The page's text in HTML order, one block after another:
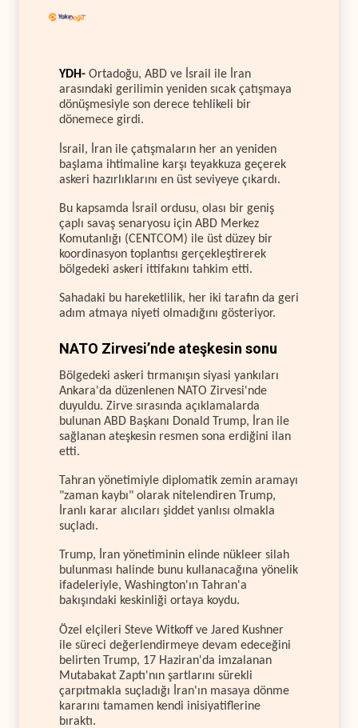
YDH- Ortadoğu, ABD ve İsrail ile İran
arasındaki gerilimin yeniden sıcak çatışmaya
dönüşmesiyle son derece tehlikeli bir
dönemece girdi.
İsrail, İran ile çatışmaların her an yeniden
başlama ihtimaline karşı teyakkuza geçerek
askeri hazırlıklarını en üst seviyeye çıkardı.
Bu kapsamda İsrail ordusu, olası bir geniş
çaplı savaş senaryosu için ABD Merkez
Komutanlığı (CENTCOM) ile üst düzey bir
koordinasyon toplantısı gerçekleştirerek
bölgedeki askeri ittifakını tahkim etti.
Sahadaki bu hareketlilik, her iki tarafın da geri
adım atmaya niyeti olmadığını gösteriyor.
NATO Zirvesi’nde ateşkesin sonu
Bölgedeki askeri tırmanışın siyasi yankıları
Ankara'da düzenlenen NATO Zirvesi'nde
duyuldu. Zirve sırasında açıklamalarda
bulunan ABD Başkanı Donald Trump, İran ile
sağlanan ateşkesin resmen sona erdiğini ilan
etti.
Tahran yönetimiyle diplomatik zemin aramayı
"zaman kaybı" olarak nitelendiren Trump,
İranlı karar alıcıları şiddet yanlısı olmakla
suçladı.
Trump, İran yönetiminin elinde nükleer silah
bulunması halinde bunu kullanacağına yönelik
ifadeleriyle, Washington'ın Tahran'a
bakışındaki keskinliği ortaya koydu.
Özel elçileri Steve Witkoff ve Jared Kushner
ile süreci değerlendirmeye devam edeceğini
belirten Trump, 17 Haziran'da imzalanan
Mutabakat Zaptı'nın şartlarını sürekli
çarpıtmakla suçladığı İran'ın masaya dönme
kararını tamamen kendi inisiyatiflerine
bıraktı.